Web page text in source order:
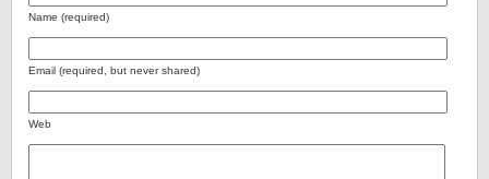
Name (required)
Email (required, but never shared)
Web